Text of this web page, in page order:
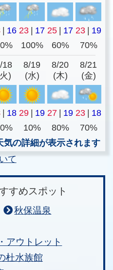
16 23 17 25 17 23
19
100% 60% 70%
18
)
8/19
(水)
8/20
(木)
8/21
(金)
18 29 19 27 19 23
18
10% 80%
70%
気の詳細が表示されます
て
すめスポット
秋保温泉
アウトレット
杜水族館